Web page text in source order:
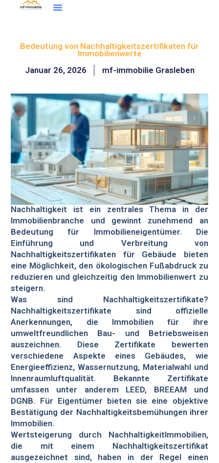
springen
Bedeutung von Nachhaltigkeitszertifikaten für
Immobilienwerte
Januar 26, 2026
mf-immobilie Grasleben
Nachhaltigkeit ist ein zentrales Thema in der
Immobilienbranche und gewinnt zunehmend an
Bedeutung für Immobilieneigentümer. Die
Einführung und Verbreitung von
Nachhaltigkeitszertifikaten für Gebäude bieten
eine Möglichkeit, den ökologischen Fußabdruck zu
reduzieren und gleichzeitig den Immobilienwert zu
steigern.
Was sind Nachhaltigkeitszertifikate?
Nachhaltigkeitszertifikate sind offizielle
Anerkennungen, die Immobilien für ihre
umweltfreundlichen Bau- und Betriebsweisen
auszeichnen. Diese Zertifikate bewerten
verschiedene Aspekte eines Gebäudes, wie
Energieeffizienz, Wassernutzung, Materialwahl und
Innenraumluftqualität. Bekannte Zertifikate
umfassen unter anderem LEED, BREEAM und
DGNB. Für Eigentümer bieten sie eine objektive
Bestätigung der Nachhaltigkeitsbemühungen ihrer
Immobilien.
Wertsteigerung durch NachhaltigkeitImmobilien,
die mit einem Nachhaltigkeitszertifikat
ausgezeichnet sind, haben in der Regel einen